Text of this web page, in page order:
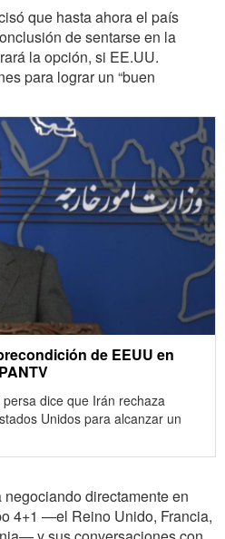
que hasta ahora el país
de sentarse en la
la opción, si EE.UU.
para lograr un “buen
de EEUU en
dice que Irán rechaza
Unidos para alcanzar un
directamente en
4+1 —el Reino Unido, Francia,